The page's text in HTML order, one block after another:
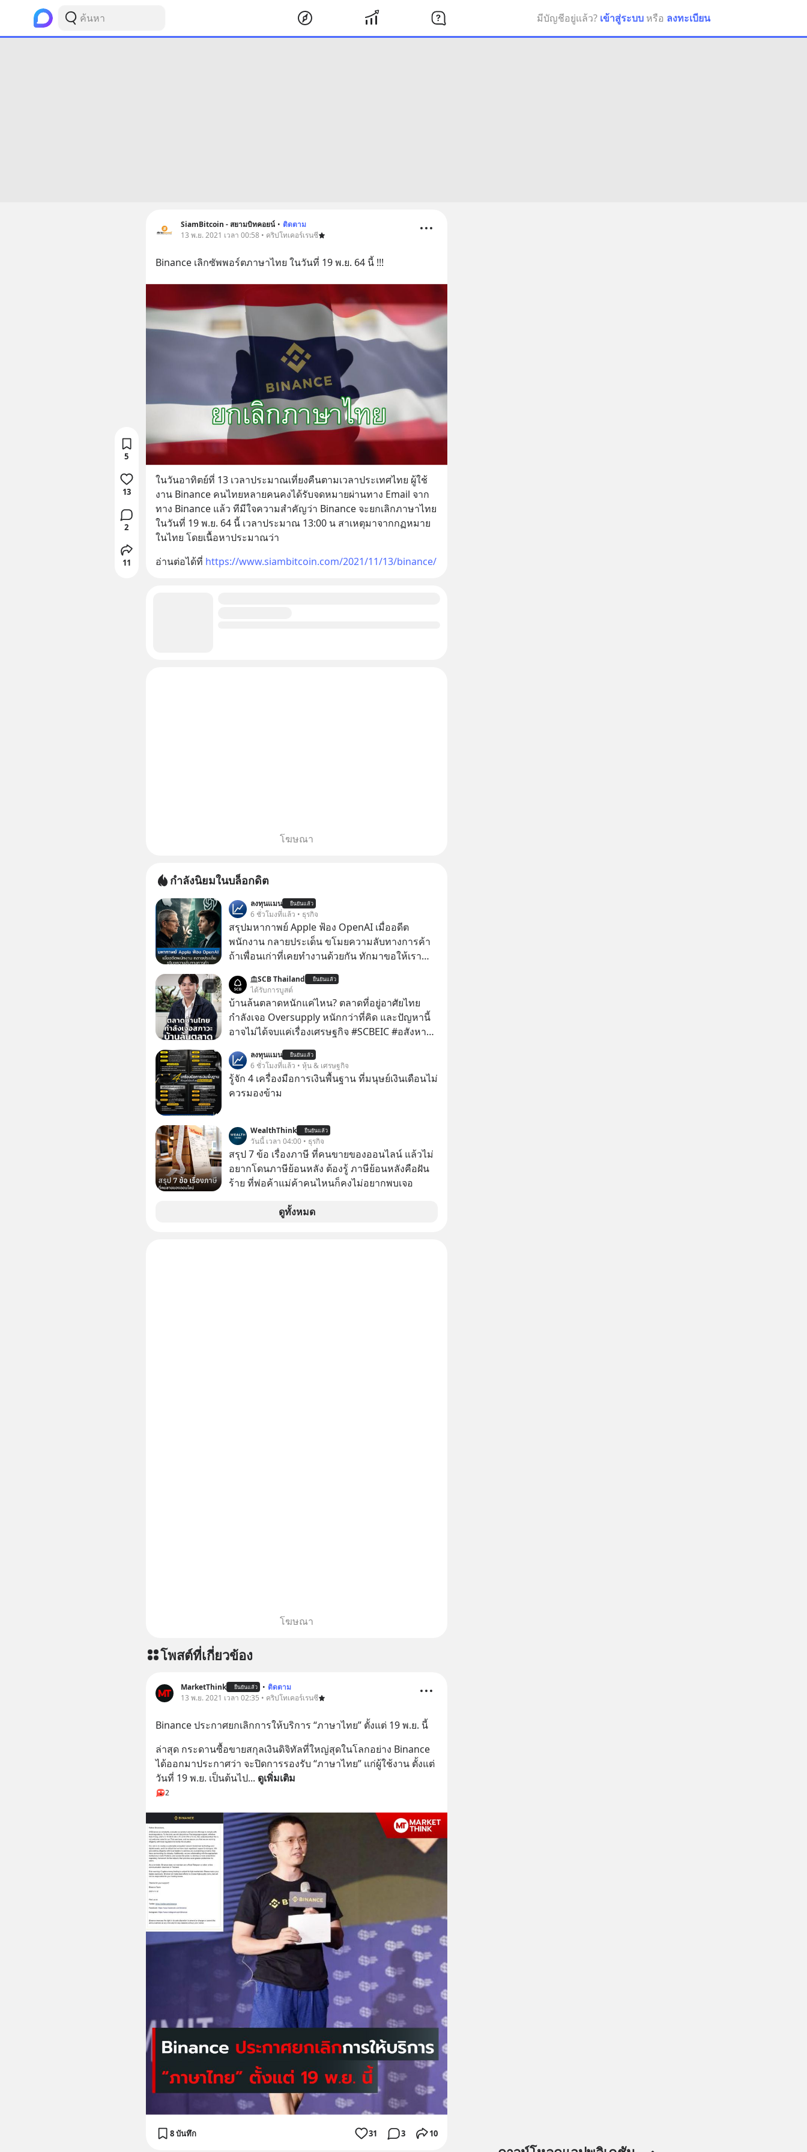
มีบัญชีอยู่แล้ว? เข้าสู่ระบบ หรือ ลงทะเบียน
SiamBitcoin - สยามบิทคอยน์ • ติดตาม
13 พ.ย. 2021 เวลา 00:58 • คริปโทเคอร์เรนซี
Binance เลิกซัพพอร์ตภาษาไทย ในวันที่ 19 พ.ย. 64 นี้ !!!
ในวันอาทิตย์ที่ 13 เวลาประมาณเที่ยงคืนตามเวลาประเทศไทย ผู้ใช้
งาน Binance คนไทยหลายคนคงได้รับจดหมายผ่านทาง Email จาก
ทาง Binance แล้ว ทีมีใจความสำคัญว่า Binance จะยกเลิกภาษาไทย
ในวันที่ 19 พ.ย. 64 นี้ เวลาประมาณ 13:00 น สาเหตุมาจากกฏหมาย
ในไทย โดยเนื้อหาประมาณว่า
อ่านต่อได้ที่ https://www.siambitcoin.com/2021/11/13/binance/
5
13
2
11
โฆษณา
กำลังนิยมในบล็อกดิต
ลงทุนแมน ยืนยันแล้ว
6 ชั่วโมงที่แล้ว • ธุรกิจ
สรุปมหากาพย์ Apple ฟ้อง OpenAI เมื่ออดีต
พนักงาน กลายประเด็น ขโมยความลับทางการค้า
ถ้าเพื่อนเก่าที่เคยทำงานด้วยกัน ทักมาขอให้เรา
เดียวกันSCB Thailand ยืนยันแล้ว
ได้รับการบูสต์
บ้านล้นตลาดหนักแค่ไหน? ตลาดที่อยู่อาศัยไทย
กำลังเจอ Oversupply หนักกว่าที่คิด และปัญหานี้
อาจไม่ได้จบแค่เรื่องเศรษฐกิจ #SCBEIC #อสังหา
#SCBThailand สามารถดูคลิปที่ youtube ประกอบ
ได้ที่ link : https://youtube.com/shorts/-
xU9gYcfVJk?feature=share
ลงทุนแมน ยืนยันแล้ว
6 ชั่วโมงที่แล้ว • หุ้น & เศรษฐกิจ
รู้จัก 4 เครื่องมือการเงินพื้นฐาน ที่มนุษย์เงินเดือนไม่
ควรมองข้าม
WealthThink ยืนยันแล้ว
วันนี้ เวลา 04:00 • ธุรกิจ
สรุป 7 ข้อ เรื่องภาษี ที่คนขายของออนไลน์ แล้วไม่
อยากโดนภาษีย้อนหลัง ต้องรู้ ภาษีย้อนหลังคือฝัน
ร้าย ที่พ่อค้าแม่ค้าคนไหนก็คงไม่อยากพบเจอ
ดูทั้งหมด
โฆษณา
โพสต์ที่เกี่ยวข้อง
MarketThink ยืนยันแล้ว • ติดตาม
13 พ.ย. 2021 เวลา 02:35 • คริปโทเคอร์เรนซี
Binance ประกาศยกเลิกการให้บริการ “ภาษาไทย” ตั้งแต่ 19 พ.ย. นี้
ล่าสุด กระดานซื้อขายสกุลเงินดิจิทัลที่ใหญ่สุดในโลกอย่าง Binance
ได้ออกมาประกาศว่า จะปิดการรองรับ “ภาษาไทย” แก่ผู้ใช้งาน ตั้งแต่
วันที่ 19 พ.ย. เป็นต้นไป... ดูเพิ่มเติม
2
8 บันทึก 31 3 10